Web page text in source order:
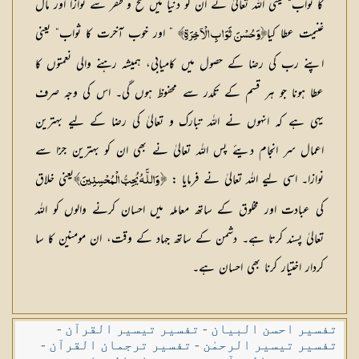
کا ثواب“ یعنی اللہ تعالیٰ نے ان کو دنیا میں فتح و ظفر سے نوازا اور مال
غنیمت عطا کیا﴿وَحُسْنَ ثَوَابِ الْآخِرَةِ﴾” اور خوب آخرت کا ثواب“ یعنی
اپنے رب کی رضا کے حصول میں کامیابی، ہمیشہ رہنے والی نعمتوں کا
عطا ہونا جو ہر قسم کے تکدر سے محفوظ ہوں گی۔ اس کی وجہ صرف
یہی ہے کہ انہوں نے اللہ تبارک و تعالیٰ کی رضا کے لیے بہترین
اعمال سر انجام دیئے پس اللہ تعالیٰ نے بھی ان کو بہترین جزا سے
نوازا۔ اسی لیے اللہ تعالیٰ نے فرمایا : ﴿ وَاللَّـهُ يُحِبُّ الْمُحْسِنِينَ﴾یعنی خلاق
کی عبادت اور مخلوق کے ساتھ معاملہ میں احسان کرنے والوں کو اللہ
تعالیٰ پسند کرتا ہے۔ دشمن کے ساتھ جہاد کے وقت، ان مومنین کا سا
کردار اختیار کرنا بھی احسان ہے۔
تفسیر احسن البیان - تفسیر تیسیر القرآن -
تفسیر تیسیر الرحمٰن - تفسیر ترجمان القرآن -